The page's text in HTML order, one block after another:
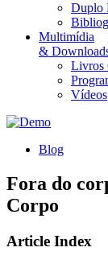
Duplo
Multimídia
&
Livros
Vídeos
Blog
Fora do
Corpo
Article Index